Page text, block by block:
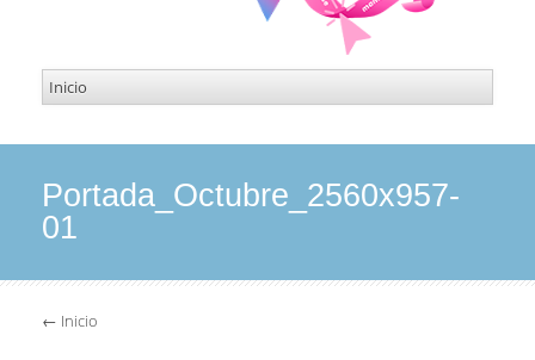
Portada_Octubre_2560x957-
01
← Inicio